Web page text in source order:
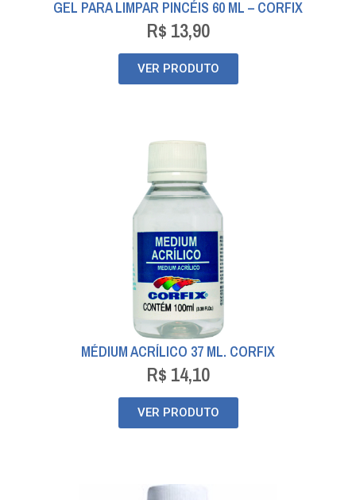
GEL PARA LIMPAR PINCÉIS 60 ML – CORFIX
R$ 13,90
VER PRODUTO
MÉDIUM ACRÍLICO 37 ML. CORFIX
R$ 14,10
VER PRODUTO